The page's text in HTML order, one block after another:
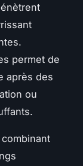
permet de
après des
ou